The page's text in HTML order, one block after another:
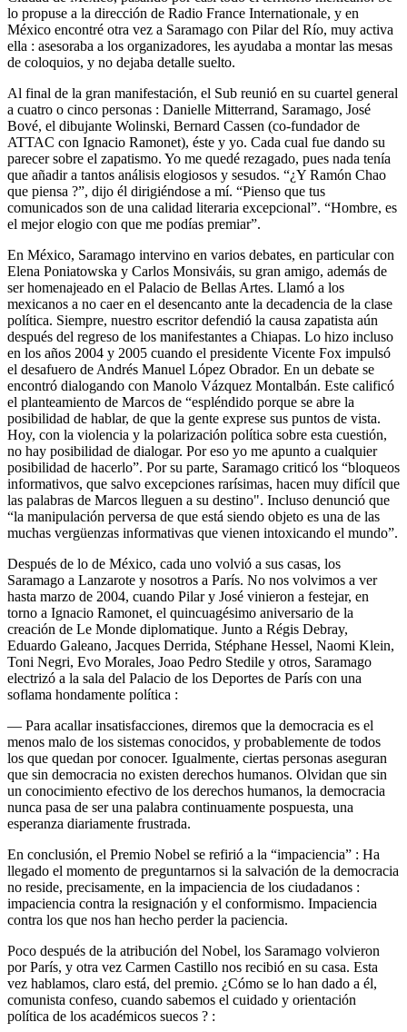
lo propuse a la dirección de Radio France Internationale, y en
México encontré otra vez a Saramago con Pilar del Río, muy activa
ella : asesoraba a los organizadores, les ayudaba a montar las mesas
de coloquios, y no dejaba detalle suelto.
Al final de la gran manifestación, el Sub reunió en su cuartel general
a cuatro o cinco personas : Danielle Mitterrand, Saramago, José
Bové, el dibujante Wolinski, Bernard Cassen (co-fundador de
ATTAC con Ignacio Ramonet), éste y yo. Cada cual fue dando su
parecer sobre el zapatismo. Yo me quedé rezagado, pues nada tenía
que añadir a tantos análisis elogiosos y sesudos. “¿Y Ramón Chao
que piensa ?”, dijo él dirigiéndose a mí. “Pienso que tus
comunicados son de una calidad literaria excepcional”. “Hombre, es
el mejor elogio con que me podías premiar”.
En México, Saramago intervino en varios debates, en particular con
Elena Poniatowska y Carlos Monsiváis, su gran amigo, además de
ser homenajeado en el Palacio de Bellas Artes. Llamó a los
mexicanos a no caer en el desencanto ante la decadencia de la clase
política. Siempre, nuestro escritor defendió la causa zapatista aún
después del regreso de los manifestantes a Chiapas. Lo hizo incluso
en los años 2004 y 2005 cuando el presidente Vicente Fox impulsó
el desafuero de Andrés Manuel López Obrador. En un debate se
encontró dialogando con Manolo Vázquez Montalbán. Este calificó
el planteamiento de Marcos de “espléndido porque se abre la
posibilidad de hablar, de que la gente exprese sus puntos de vista.
Hoy, con la violencia y la polarización política sobre esta cuestión,
no hay posibilidad de dialogar. Por eso yo me apunto a cualquier
posibilidad de hacerlo”. Por su parte, Saramago criticó los “bloqueos
informativos, que salvo excepciones rarísimas, hacen muy difícil que
las palabras de Marcos lleguen a su destino". Incluso denunció que
“la manipulación perversa de que está siendo objeto es una de las
muchas vergüenzas informativas que vienen intoxicando el mundo”.
Después de lo de México, cada uno volvió a sus casas, los
Saramago a Lanzarote y nosotros a París. No nos volvimos a ver
hasta marzo de 2004, cuando Pilar y José vinieron a festejar, en
torno a Ignacio Ramonet, el quincuagésimo aniversario de la
creación de Le Monde diplomatique. Junto a Régis Debray,
Eduardo Galeano, Jacques Derrida, Stéphane Hessel, Naomi Klein,
Toni Negri, Evo Morales, Joao Pedro Stedile y otros, Saramago
electrizó a la sala del Palacio de los Deportes de París con una
soflama hondamente política :
— Para acallar insatisfacciones, diremos que la democracia es el
menos malo de los sistemas conocidos, y probablemente de todos
los que quedan por conocer. Igualmente, ciertas personas aseguran
que sin democracia no existen derechos humanos. Olvidan que sin
un conocimiento efectivo de los derechos humanos, la democracia
nunca pasa de ser una palabra continuamente pospuesta, una
esperanza diariamente frustrada.
En conclusión, el Premio Nobel se refirió a la “impaciencia” : Ha
llegado el momento de preguntarnos si la salvación de la democracia
no reside, precisamente, en la impaciencia de los ciudadanos :
impaciencia contra la resignación y el conformismo. Impaciencia
contra los que nos han hecho perder la paciencia.
Poco después de la atribución del Nobel, los Saramago volvieron
por París, y otra vez Carmen Castillo nos recibió en su casa. Esta
vez hablamos, claro está, del premio. ¿Cómo se lo han dado a él,
comunista confeso, cuando sabemos el cuidado y orientación
política de los académicos suecos ? :